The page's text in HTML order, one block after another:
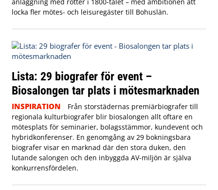
anläggning med rötter i 1800-talet – med ambitionen att
locka fler mötes- och leisuregäster till Bohuslän.
Lista: 29 biografer för event –
Biosalongen tar plats i mötesmarknaden
INSPIRATION
Från storstädernas premiärbiografer till
regionala kulturbiografer blir biosalongen allt oftare en
mötesplats för seminarier, bolagsstämmor, kundevent och
hybridkonferenser. En genomgång av 29 bokningsbara
biografer visar en marknad där den stora duken, den
lutande salongen och den inbyggda AV-miljön är själva
konkurrensfördelen.